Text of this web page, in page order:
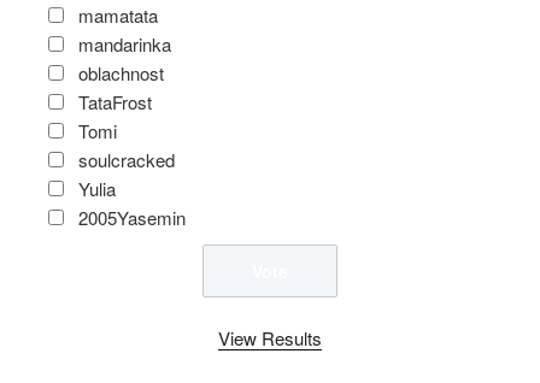
mamatata
mandarinka
oblachnost
TataFrost
Tomi
soulcracked
Yulia
2005Yasemin
View Results